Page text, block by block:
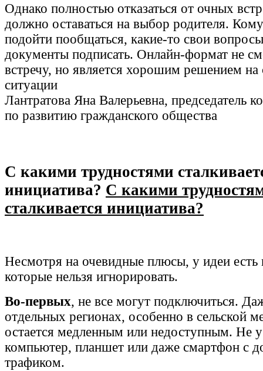
Однако полностью отказаться от очных
должно оставаться на выбор родителя.
подойти пообщаться, какие-то свои
документы подписать. Онлайн-формат не
встречу, но является хорошим решением на
ситуации
Лантратова Яна Валерьевна, председатель
по развитию гражданского общества
С какими трудностями
инициатива? С какими
сталкивается инициатива?
Несмотря на очевидные плюсы, у идеи
которые нельзя игнорировать.
Во-первых, не все могут подключиться.
отдельных регионах, особенно в сельской
остается медленным или недоступным. Не у
компьютер, планшет или даже смартфон с
трафиком.